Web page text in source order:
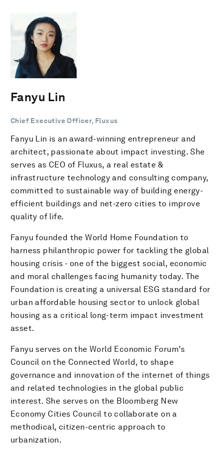
Fanyu Lin
Chief Executive Officer, Fluxus
Fanyu Lin is an award-winning entrepreneur and
architect, passionate about impact investing. She
serves as CEO of Fluxus, a real estate &
infrastructure technology and consulting company,
committed to sustainable way of building energy-
efficient buildings and net-zero cities to improve
quality of life.
Fanyu founded the World Home Foundation to
harness philanthropic power for tackling the global
housing crisis - one of the biggest social, economic
and moral challenges facing humanity today. The
Foundation is creating a universal ESG standard for
urban affordable housing sector to unlock global
housing as a critical long-term impact investment
asset.
Fanyu serves on the World Economic Forum's
Council on the Connected World, to shape
governance and innovation of the internet of things
and related technologies in the global public
interest. She serves on the Bloomberg New
Economy Cities Council to collaborate on a
methodical, citizen-centric approach to
urbanization.